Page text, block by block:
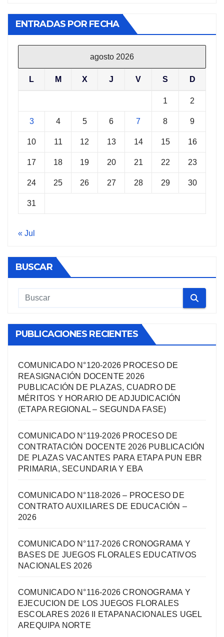
ENTRADAS POR FECHA
agosto 2026
L M X J V S D
1 2
3 4 5 6 7 8 9
10 11 12 13 14 15 16
17 18 19 20 21 22 23
24 25 26 27 28 29 30
31
« Jul
BUSCAR
PUBLICACIONES RECIENTES
COMUNICADO N°120-2026 PROCESO DE
REASIGNACIÓN DOCENTE 2026
PUBLICACIÓN DE PLAZAS, CUADRO DE
MÉRITOS Y HORARIO DE ADJUDICACIÓN
(ETAPA REGIONAL – SEGUNDA FASE)
COMUNICADO N°119-2026 PROCESO DE
CONTRATACIÓN DOCENTE 2026 PUBLICACIÓN
DE PLAZAS VACANTES PARA ETAPA PUN EBR
PRIMARIA, SECUNDARIA Y EBA
COMUNICADO N°118-2026 – PROCESO DE
CONTRATO AUXILIARES DE EDUCACIÓN –
2026
COMUNICADO N°117-2026 CRONOGRAMA Y
BASES DE JUEGOS FLORALES EDUCATIVOS
NACIONALES 2026
COMUNICADO N°116-2026 CRONOGRAMA Y
EJECUCION DE LOS JUEGOS FLORALES
ESCOLARES 2026 II ETAPANACIONALES UGEL
AREQUIPA NORTЕ